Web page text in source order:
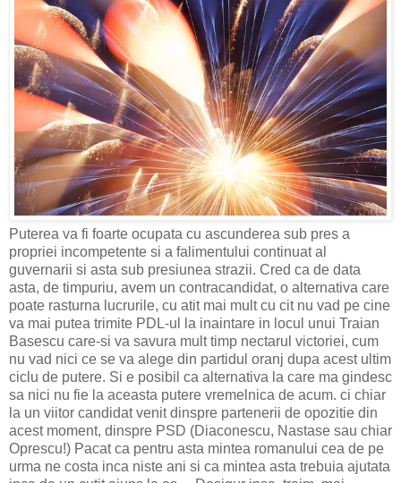
Puterea va fi foarte ocupata cu ascunderea sub pres a
propriei incompetente si a falimentului continuat al
guvernarii si asta sub presiunea strazii. Cred ca de data
asta, de timpuriu, avem un contracandidat, o alternativa care
poate rasturna lucrurile, cu atit mai mult cu cit nu vad pe cine
va mai putea trimite PDL-ul la inaintare in locul unui Traian
Basescu care-si va savura mult timp nectarul victoriei, cum
nu vad nici ce se va alege din partidul oranj dupa acest ultim
ciclu de putere. Si e posibil ca alternativa la care ma gindesc
sa nici nu fie la aceasta putere vremelnica de acum. ci chiar
la un viitor candidat venit dinspre partenerii de opozitie din
acest moment, dinspre PSD (Diaconescu, Nastase sau chiar
Oprescu!) Pacat ca pentru asta mintea romanului cea de pe
urma ne costa inca niste ani si ca mintea asta trebuia ajutata